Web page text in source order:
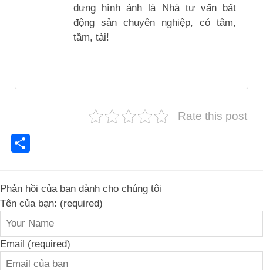
dựng hình ảnh là Nhà tư vấn bất
động sản chuyên nghiệp, có tâm,
tầm, tài!
Rate this post
Phản hồi của bạn dành cho chúng tôi
Tên của bạn: (required)
Email (required)